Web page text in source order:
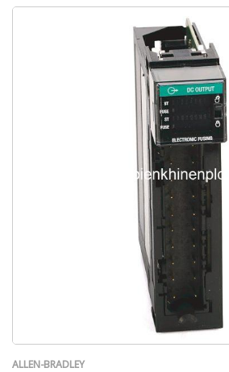
ALLEN-BRADLEY